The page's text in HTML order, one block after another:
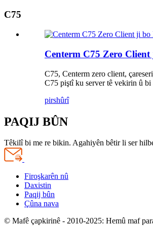
C75
Centerm C75 Zero
C75, Centerm zero client,
C75 piştî ku server tê vekirin û bi
pirshûrî
PAQIJ BÛN
Têkilî bi me re bikin. Agahiyên bêtir li ser
Firoşkarên nû
Daxistin
Paqij bûn
Çûna nava
© Mafê çapkirinê - 2010-2025: Hemû maf